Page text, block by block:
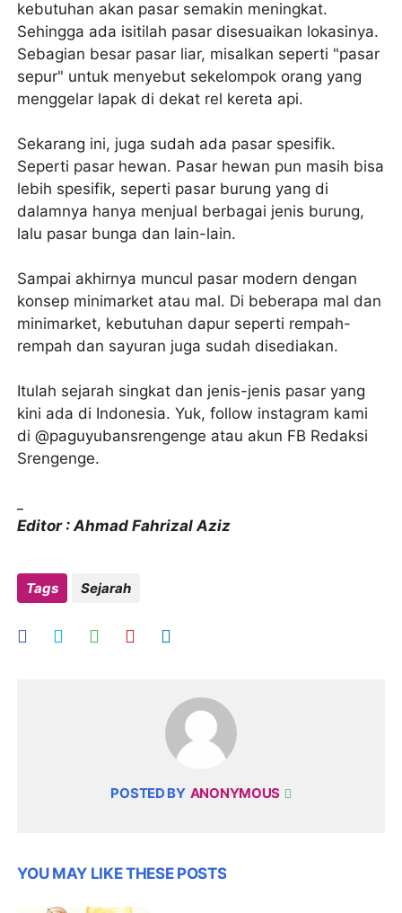
kebutuhan akan pasar semakin meningkat.
Sehingga ada isitilah pasar disesuaikan lokasinya.
Sebagian besar pasar liar, misalkan seperti "pasar
sepur" untuk menyebut sekelompok orang yang
menggelar lapak di dekat rel kereta api.
Sekarang ini, juga sudah ada pasar spesifik.
Seperti pasar hewan. Pasar hewan pun masih bisa
lebih spesifik, seperti pasar burung yang di
dalamnya hanya menjual berbagai jenis burung,
lalu pasar bunga dan lain-lain.
Sampai akhirnya muncul pasar modern dengan
konsep minimarket atau mal. Di beberapa mal dan
minimarket, kebutuhan dapur seperti rempah-
rempah dan sayuran juga sudah disediakan.
Itulah sejarah singkat dan jenis-jenis pasar yang
kini ada di Indonesia. Yuk, follow instagram kami
di @paguyubansrengenge atau akun FB Redaksi
Srengenge.
Editor : Ahmad Fahrizal Aziz
Tags Sejarah
POSTED BY ANONYMOUS
YOU MAY LIKE THESE POSTS